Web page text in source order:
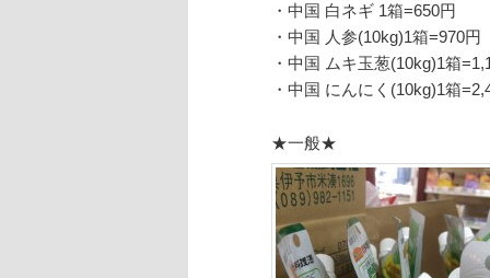
・中国 白ネギ 1箱=650円
・中国 人参(10kg)1箱=970円
・中国 ムキ玉葱(10kg)1箱
・中国 にんにく(10kg)1箱
★一般★